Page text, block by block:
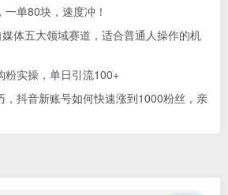
单80块，速度冲！
体五大领域赛道，适合普通人操作的机
粉实操，单日引流100+
，抖音新账号如何快速涨到1000粉丝，亲